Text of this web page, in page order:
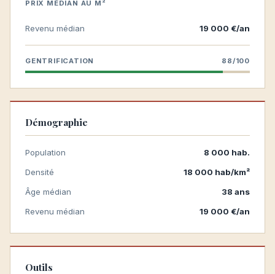
PRIX MÉDIAN AU M²
Revenu médian 19 000 €/an
GENTRIFICATION 88/100
Démographie
Population
8 000 hab.
Densité
18 000 hab/km²
Âge médian
38 ans
Revenu médian
19 000 €/an
Outils